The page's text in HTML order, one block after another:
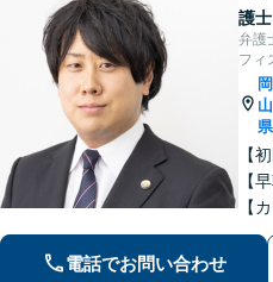
護士
弁護
フィ
岡
山
県
【
【
【
件
お
電話でお問い合わせ